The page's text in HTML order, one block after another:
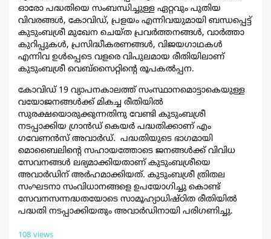
ഓരോ പദ്ധതിയെ സംബന്ധിച്ചുള്ള ഏറ്റവും പുതിയ
വിവരങ്ങള്‍, കോവിഡ്, പ്രളയം എന്നിവയുമായി ബന്ധപ്പെട്ട്
കുടുംബശ്രീ മുഖേന ചെയ്ത പ്രവര്‍ത്തനങ്ങള്‍, വാര്‍ത്താ
കുറിപ്പുകള്‍, പ്രസിദ്ധീകരണങ്ങള്‍, വിജയഗാഥകള്‍
എന്നിവ ഉള്‍പ്പെടെ വളരെ വിപുലമായ രീതിയിലാണ്
കുടുംബശ്രീ വെബ്സൈറ്റിന്‍റെ രൂപകല്‍പ്പന.
കോവിഡ് 19 വ്യാപനകാലത്ത് സംസ്ഥാനമൊട്ടാകെയുള്ള
വയോജനങ്ങള്‍ക്ക് മികച്ച രീതിയില്‍
സുരക്ഷയൊരുക്കുന്നതിനു വേണ്ടി കുടുംബശ്രീ
നടപ്പാക്കിയ ഗ്രാന്‍ഡ് കെയര്‍ പദ്ധതിക്കാണ് എം
ഗവേണന്‍സ് അവാര്‍ഡ്. പദ്ധതിയുടെ ഭാഗമായി
മൊബൈലിന്‍റെ സഹായത്തോടെ ജനങ്ങള്‍ക്ക് വിവിധ
സേവനങ്ങള്‍ ലഭ്യമാക്കിയതാണ് കുടുംബശ്രീയെ
അവാര്‍ഡിന് അര്‍ഹമാക്കിയത്. കുടുംബശ്രീ ത്രിതല
സംഘടനാ സംവിധാനങ്ങളെ ഉപയോഗിച്ചു കൊണ്ട്
സേവനസന്നദ്ധതയോടെ സാമൂഹ്യാധിഷ്ഠിത രീതിയില്‍
പദ്ധതി നടപ്പാക്കിയതും അവാര്‍ഡിനായി പരിഗണിച്ചു.
108 views